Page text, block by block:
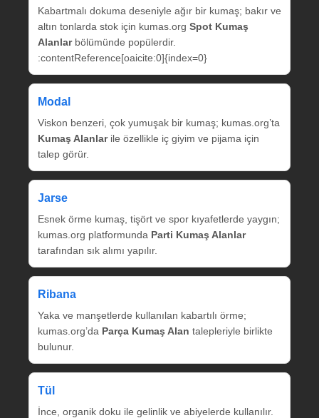
Kabartmalı dokuma deseniyle ağır bir kumaş; bakır ve
altın tonlarda stok için kumas.org Spot Kumaş
Alanlarbölümünde popülerdir.
:contentReference[oaicite:0]{index=0}
Modal
Viskon benzeri, çok yumuşak bir kumaş; kumas.org’ta
Kumaş Alanlarile özellikle iç giyim ve pijama için
talep görür.
Jarse
Esnek örme kumaş, tişört ve spor kıyafetlerde yaygın;
kumas.org platformunda Parti Kumaş Alanlar
tarafından sık alımı yapılır.
Ribana
Yaka ve manşetlerde kullanılan kabartılı örme;
kumas.org’da Parça Kumaş Alan talepleriyle birlikte
bulunur.
Tül
İnce, organik doku ile gelinlik ve abiyelerde kullanılır.